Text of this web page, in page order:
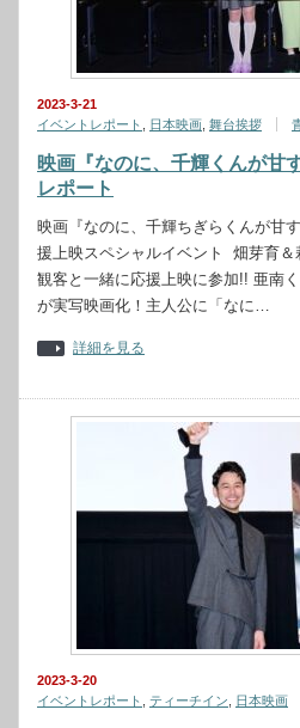
2023-3-21
イベントレポート
日本映画 舞台挨拶
映画『なのに、千輝くんが甘
レポート
映画『なのに、千輝ちぎらくんが甘
援上映スペシャルイベント 畑芽育＆
観客と一緒に応援上映に参加!! 亜南
が実写映画化！主人公に「なに…
詳細を見る
2023-3-20
イベントレポート
ティーチイン 日本映画